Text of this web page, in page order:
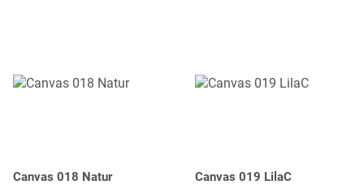
Canvas 018 Natur Canvas 019 LilaC